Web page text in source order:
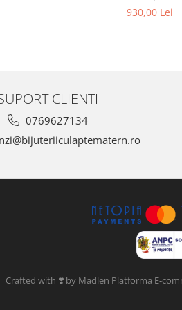
930,00 Lei
CLIENTI
0769627134
Crafted with ❣️ by Madlen Platforma E-